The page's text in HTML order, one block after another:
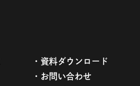
資料ダウンロード
お問い合わせ